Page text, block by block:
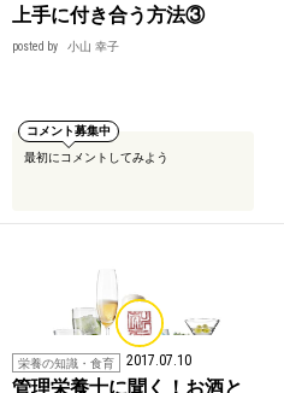
上手に付き合う方法③
posted by 小山 幸子
コメント募集中
最初にコメントしてみよう
栄養の知識・食育 2017.07.10
管理栄養士に聞く！お酒と